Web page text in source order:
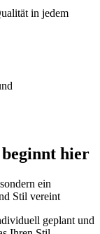
in jedem
hier
ein
Stil vereint
geplant und